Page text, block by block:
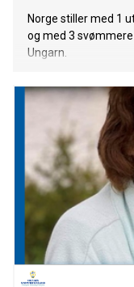
Norge stiller med 1
og med 3
Ungarn.